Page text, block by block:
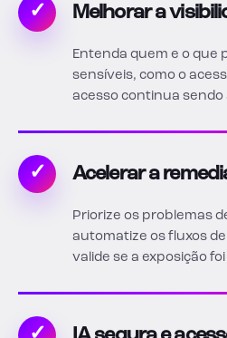
✓ Melhorar a
Entenda quem e o que
sensíveis, como o
acesso continua sendo
✓ Acelerar a
Priorize os problemas
automatize os fluxos
valide se a exposição